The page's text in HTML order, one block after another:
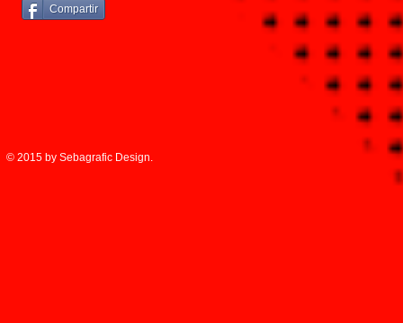
Compartir
© 2015 by Sebagrafic Design.